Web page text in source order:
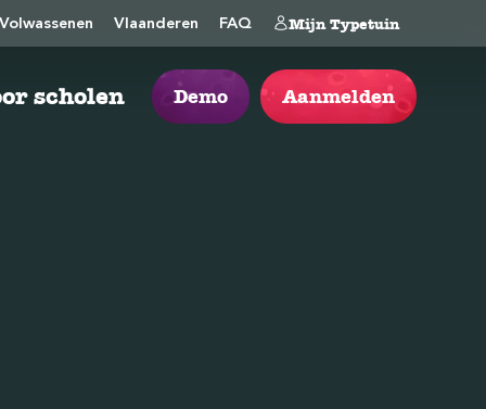
Volwassenen Vlaanderen FAQ Mijn Typetuin
scholen Demo Aanmelden